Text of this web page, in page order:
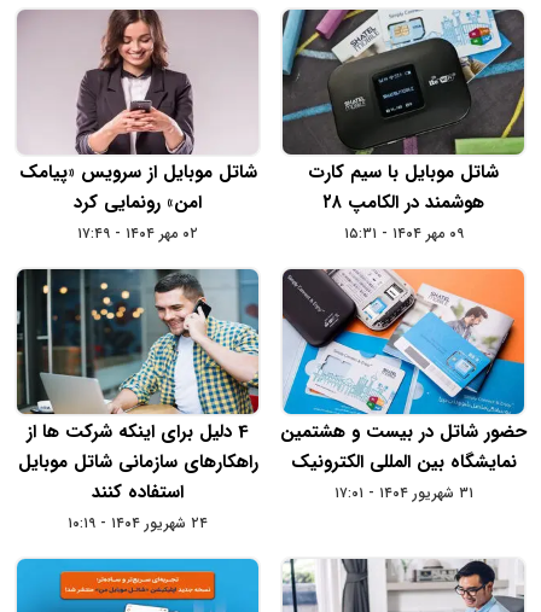
شاتل‌ موبایل با سیم‌ کارت
هوشمند در الکامپ ۲۸
۰۹ مهر ۱۴۰۴ - ۱۵:۳۱
شاتل موبایل از سرویس «پیامک
امن» رونمایی کرد
۰۲ مهر ۱۴۰۴ - ۱۷:۴۹
حضور شاتل در بیست و هشتمین
نمایشگاه بین المللی الکترونیک
۳۱ شهریور ۱۴۰۴ - ۱۷:۰۱
4 دلیل برای اینکه شرکت ها از
راهکارهای سازمانی شاتل موبایل
استفاده کنند
۲۴ شهریور ۱۴۰۴ - ۱۰:۱۹